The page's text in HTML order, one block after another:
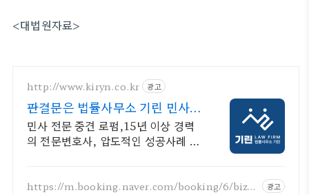
<대법원자료>
http://www.kiryn.co.kr 광고
판결문은 법률사무소 기린 민사소
송 수많은 승소사례
민사 전문 중견 로펌,15년 이상 경력
의 전문변호사, 압도적인 성공사례 증
니다.
https://m.booking.naver.com/booking/6/bize
광고